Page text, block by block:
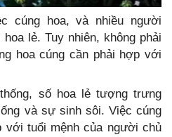
cúng hoa, và nhiều người
lẻ. Tuy nhiên, không phải
hoa cúng cần phải hợp với
số hoa lẻ tượng trưng
và sự sinh sôi. Việc cúng
với tuổi mệnh của người chủ